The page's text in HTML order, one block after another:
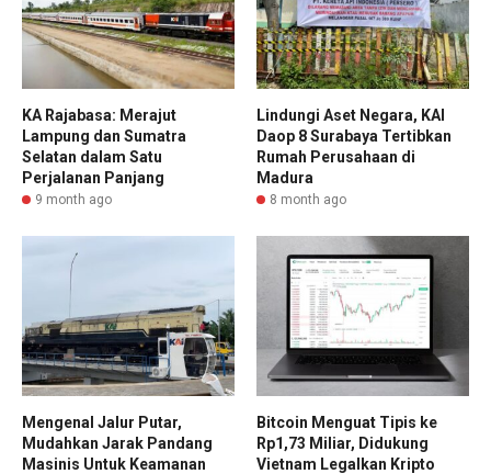
KA Rajabasa: Merajut
Lampung dan Sumatra
Selatan dalam Satu
Perjalanan Panjang
9 month ago
Lindungi Aset Negara, KAI
Daop 8 Surabaya Tertibkan
Rumah Perusahaan di
Madura
8 month ago
Mengenal Jalur Putar,
Mudahkan Jarak Pandang
Masinis Untuk Keamanan
Bitcoin Menguat Tipis ke
Rp1,73 Miliar, Didukung
Vietnam Legalkan Kripto